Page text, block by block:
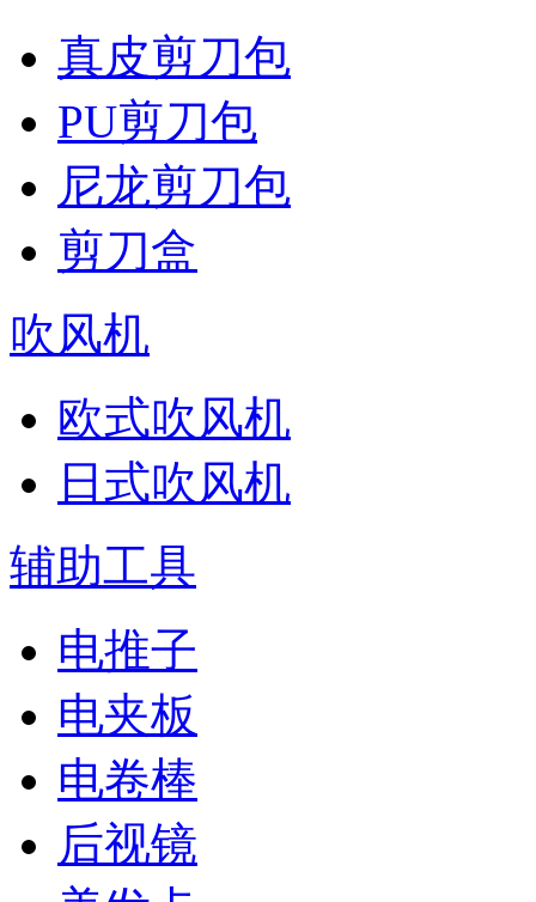
真皮剪刀包
PU剪刀包
尼龙剪刀包
剪刀盒
吹风机
欧式吹风机
日式吹风机
辅助工具
电推子
电夹板
电卷棒
后视镜